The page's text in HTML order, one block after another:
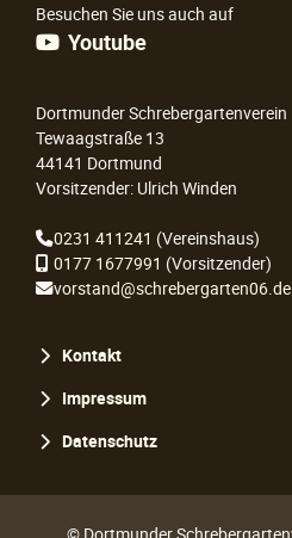
Besuchen Sie uns auch auf
Youtube
Dortmunder Schrebergartenverein
Tewaagstraße 13
44141 Dortmund
Vorsitzender: Ulrich Winden
0231 411241 (Vereinshaus)
0177 1677991 (Vorsitzender)
vorstand@schrebergarten06.de
überspringen
Kontakt
Impressum
Datenschutz
© Dortmunder